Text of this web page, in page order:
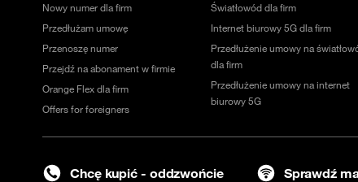
Nowy numer dla firm
Przedłużam umowę
Przenoszę numer
Przejdź na abonament w firmie
Orange Flex dla firm
Offers for foreigners
Światłowód dla firm
Internet biurowy 5G dla firm
Przedłużenie umowy na
dla firm
Przedłużenie umowy na internet
biurowy 5G
Chcę kupić - oddzwońcie Sprawdź